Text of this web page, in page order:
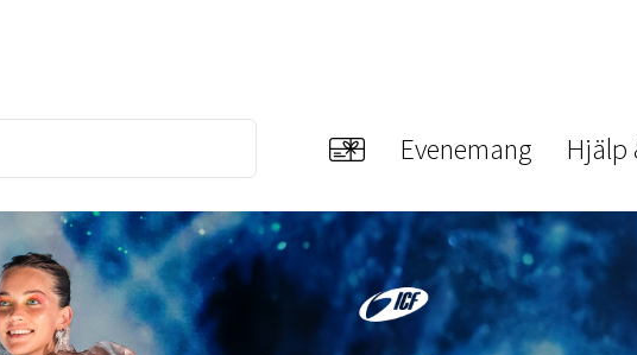
Evenemang Hjälp